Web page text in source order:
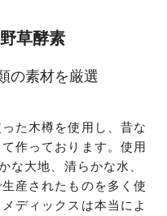
草酵素
の素材を厳選
た木樽を使用し、昔な
作っております。使用
な大地、清らかな水、
産されたものを多く使
ディックスは本当によ